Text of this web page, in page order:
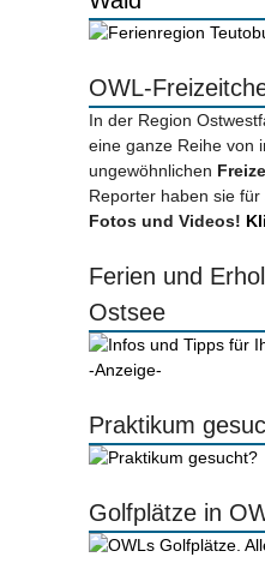
OWL-
In der Region
eine ganze Reihe von
ungewöhnlichen
Reporter haben sie für
Fotos und Videos!
Ferien und
Ostsee
-Anzeige-
Praktikum
Golfplätze in